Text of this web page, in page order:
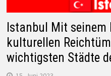
Istanbul Mit seinem
kulturellen
wichtigsten Städte